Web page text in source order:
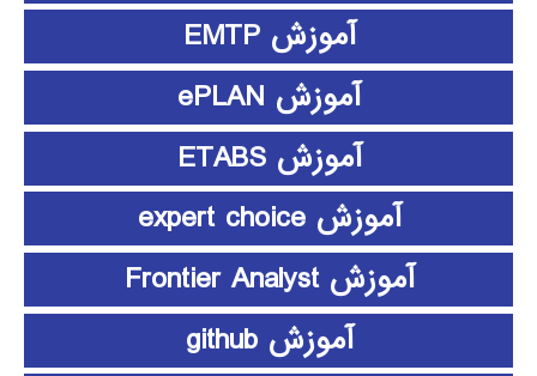
آموزش EMTP
آموزش ePLAN
آموزش ETABS
آموزش expert choice
آموزش Frontier Analyst
آموزش github